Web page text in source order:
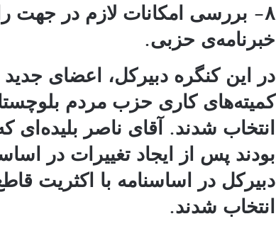
۸- بررسی امکانات لازم در جهت
خبرنامه‌ی حزبی.
در این کنگره دبیرکل، اعضای
کمیته‌های کاری حزب مردم
انتخاب شدند. آقای ناصر
بودند پس از ایجاد تغییرات در
دبیرکل در اساسنامه با اکثریت
انتخاب شدند.